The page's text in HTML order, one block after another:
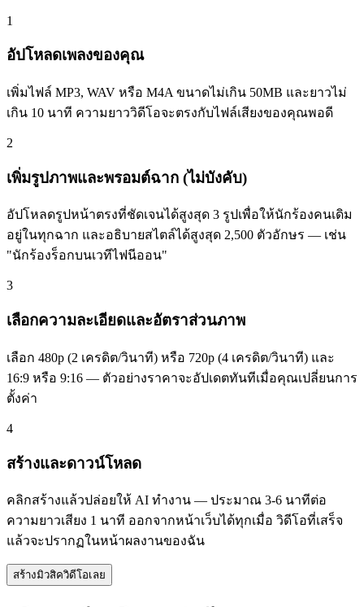
1
อัปโหลดเพลงของคุณ
เพิ่มไฟล์ MP3, WAV หรือ M4A ขนาดไม่เกิน 50MB และยาวไม่
เกิน 10 นาที ความยาววิดีโอจะตรงกับไฟล์เสียงของคุณพอดี
2
เพิ่มรูปภาพและพรอมต์ฉาก (ไม่บังคับ)
อัปโหลดรูปหน้าตรงที่ชัดเจนได้สูงสุด 3 รูปเพื่อให้นักร้องคนเดิม
อยู่ในทุกฉาก และอธิบายสไตล์ได้สูงสุด 2,500 ตัวอักษร — เช่น
"นักร้องร็อกบนเวทีไฟนีออน"
3
เลือกความละเอียดและอัตราส่วนภาพ
เลือก 480p (2 เครดิต/วินาที) หรือ 720p (4 เครดิต/วินาที) และ
16:9 หรือ 9:16 — ตัวอย่างราคาจะอัปเดตทันทีเมื่อคุณเปลี่ยนการ
ตั้งค่า
4
สร้างและดาวน์โหลด
คลิกสร้างแล้วปล่อยให้ AI ทำงาน — ประมาณ 3-6 นาทีต่อ
ความยาวเสียง 1 นาที ออกจากหน้าเว็บได้ทุกเมื่อ วิดีโอที่เสร็จ
แล้วจะปรากฏในหน้าผลงานของฉัน
สร้างมิวสิควิดีโอเลย